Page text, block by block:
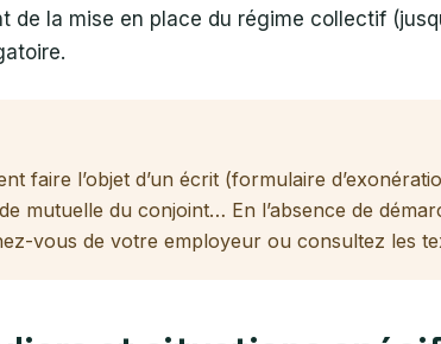
la mise en place du régime collectif
faire l’objet d’un écrit (formulaire
mutuelle du conjoint… En l’absence de
vous de votre employeur ou consultez les